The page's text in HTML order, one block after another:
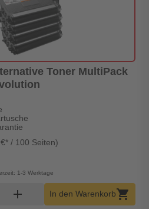
Toner MultiPack
/ 100 Seiten)
1-3 Werktage
Menge
add In den Warenkorbshopping_cart